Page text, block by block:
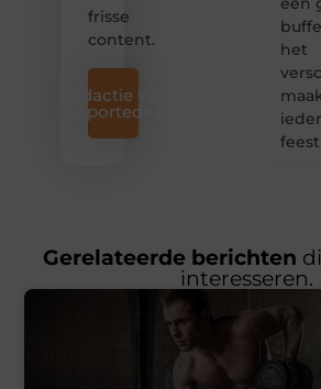
frisse
content.
Redactie van
Supportede.nl
het
ieder
feest
Gerelateerde berichten
interesseren.